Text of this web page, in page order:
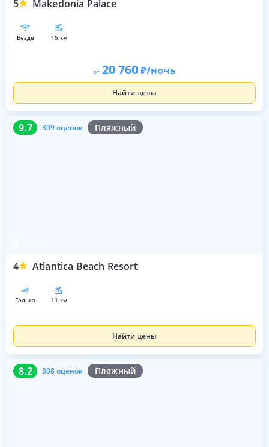
5 Makedonia Palace
везде 15 км
от 20 760 /ночь
Найти цены
9.7 309 оценок Пляжный
4 Atlantica Beach Resort
9.7 309 оценок
галька 11 км
Найти цены
8.2 308 оценок Пляжный
8.2 308 оценок